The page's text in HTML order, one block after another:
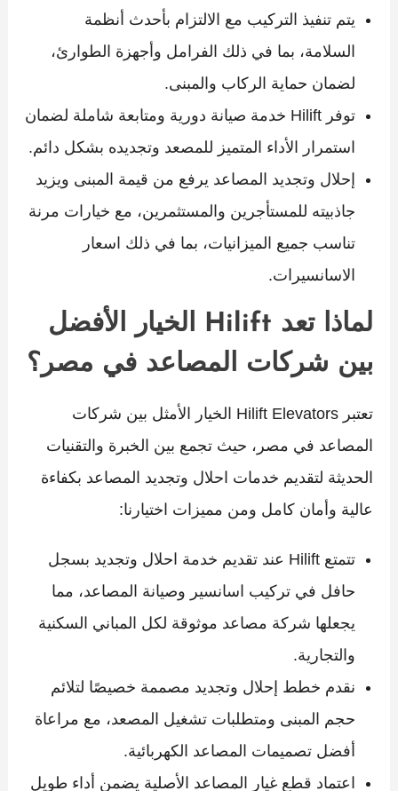
يتم تنفيذ التركيب مع الالتزام بأحدث أنظمة
السلامة، بما في ذلك الفرامل وأجهزة الطوارئ،
لضمان حماية الركاب والمبنى.
توفر Hilift خدمة صيانة دورية ومتابعة شاملة لضمان
استمرار الأداء المتميز للمصعد وتجديده بشكل دائم.
إحلال وتجديد المصاعد يرفع من قيمة المبنى ويزيد
جاذبيته للمستأجرين والمستثمرين، مع خيارات مرنة
تناسب جميع الميزانيات، بما في ذلك اسعار
الاسانسيرات.
لماذا تعد Hilift الخيار الأفضل
بين شركات المصاعد في مصر؟
تعتبر Hilift Elevators الخيار الأمثل بين شركات
المصاعد في مصر، حيث تجمع بين الخبرة والتقنيات
الحديثة لتقديم خدمات احلال وتجديد المصاعد بكفاءة
عالية وأمان كامل ومن مميزات اختيارنا:
تتمتع Hilift عند تقديم خدمة احلال وتجديد بسجل
حافل في تركيب اسانسير وصيانة المصاعد، مما
يجعلها شركة مصاعد موثوقة لكل المباني السكنية
والتجارية.
نقدم خطط إحلال وتجديد مصممة خصيصًا لتلائم
حجم المبنى ومتطلبات تشغيل المصعد، مع مراعاة
أفضل تصميمات المصاعد الكهربائية.
اعتماد قطع غيار المصاعد الأصلية يضمن أداء طويل